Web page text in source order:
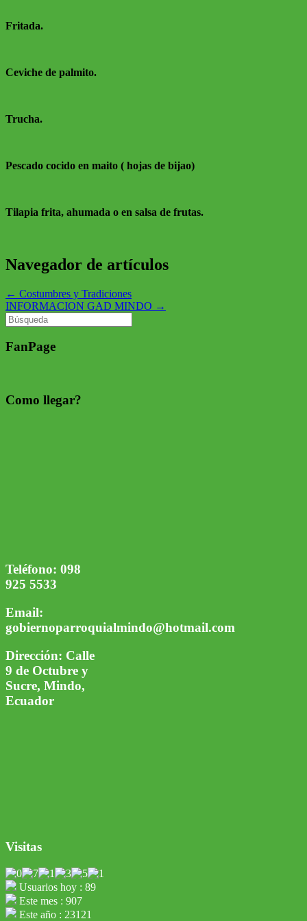
Fritada.
Ceviche de palmito.
Trucha.
Pescado cocido en maito ( hojas de bijao)
Tilapia frita, ahumada o en salsa de frutas.
Navegador de artículos
← Costumbres y Tradiciones
INFORMACION GAD MINDO →
Buscar:
FanPage
Como llegar?
Teléfono: 098
925 5533
Email:
gobiernoparroquialmindo@hotmail.com
Dirección: Calle
9 de Octubre y
Sucre, Mindo,
Ecuador
Visitas
Usuarios hoy : 89
Este mes : 907
Este año : 23121